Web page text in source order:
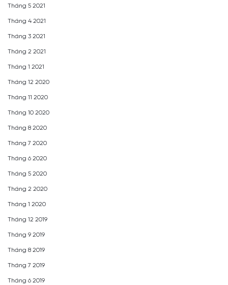
Tháng 5 2021
Tháng 4 2021
Tháng 3 2021
Tháng 2 2021
Tháng 1 2021
Tháng 12 2020
Tháng 11 2020
Tháng 10 2020
Tháng 8 2020
Tháng 7 2020
Tháng 6 2020
Tháng 5 2020
Tháng 2 2020
Tháng 1 2020
Tháng 12 2019
Tháng 9 2019
Tháng 8 2019
Tháng 7 2019
Tháng 6 2019